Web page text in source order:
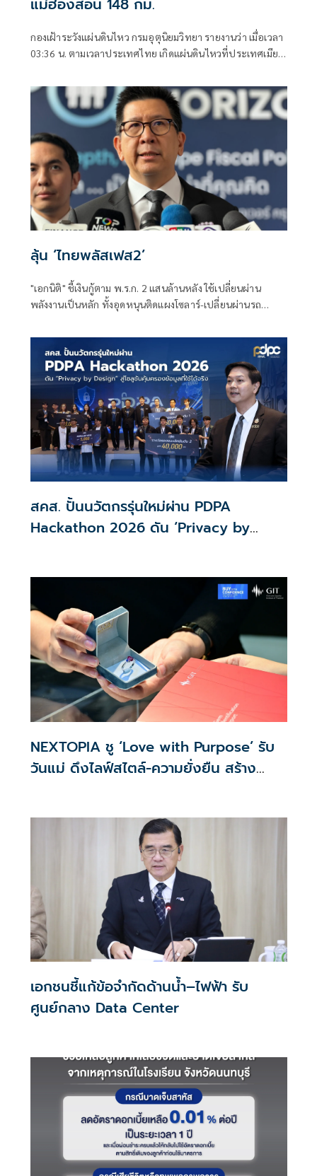
แม่ฮ่องสอน 148 กม.
กองเฝ้าระวังแผ่นดินไหว กรมอุตุนิยมวิทยา รายงานว่า เมื่อเวลา
03:36 น. ตามเวลาประเทศไทย เกิดแผ่นดินไหวที่ประเทศเมีย
ลุ้น ‘ไทยพลัสเฟส2’
"เอกนิติ" ชี้เงินกู้ตาม พ.ร.ก. 2 แสนล้านหลัง ใช้เปลี่ยนผ่าน
พลังงานเป็นหลัก ทั้งอุดหนุนติดแผงโซลาร์-เปลี่ยนผ่านรถ
พร้อมให้ใช้กับไทยเที่ยวไทยพลัส ส่วนไทยช่วยไทยพลัส เฟส 2
รอประเมินความเหมาะสม นายกฯ เผยจะพยายาม
สคส. ปั้นนวัตกรรุ่นใหม่ผ่าน PDPA
Hackathon 2026 ดัน ‘Privacy by
NEXTOPIA ชู ‘Love with Purpose’ รับ
วันแม่ ดึงไลฟ์สไตล์-ความยั่งยืน สร้าง
เอกชนชี้แก้ข้อจำกัดด้านน้ำ–ไฟฟ้า รับ
ศูนย์กลาง Data Center